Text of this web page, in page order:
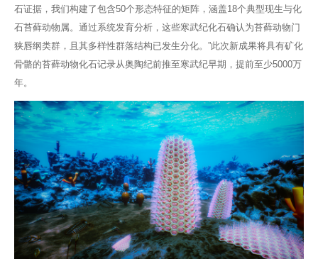
石证据，我们构建了包含50个形态特征的矩阵，涵盖18个典型现生与化
石苔藓动物属。通过系统发育分析，这些寒武纪化石确认为苔藓动物门
狭唇纲类群，且其多样性群落结构已发生分化。”此次新成果将具有矿化
骨骼的苔藓动物化石记录从奥陶纪前推至寒武纪早期，提前至少5000万
年。